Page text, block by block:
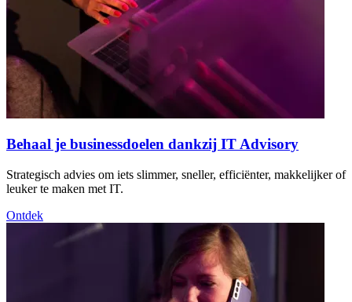
Behaal je businessdoelen dankzij IT Advisory
Strategisch advies om iets slimmer, sneller, efficiënter, makkelijker of
leuker te maken met IT.
Ontdek